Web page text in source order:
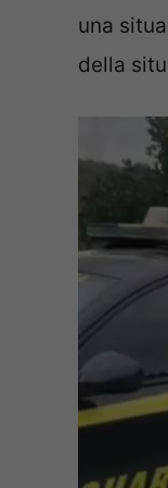
una
della